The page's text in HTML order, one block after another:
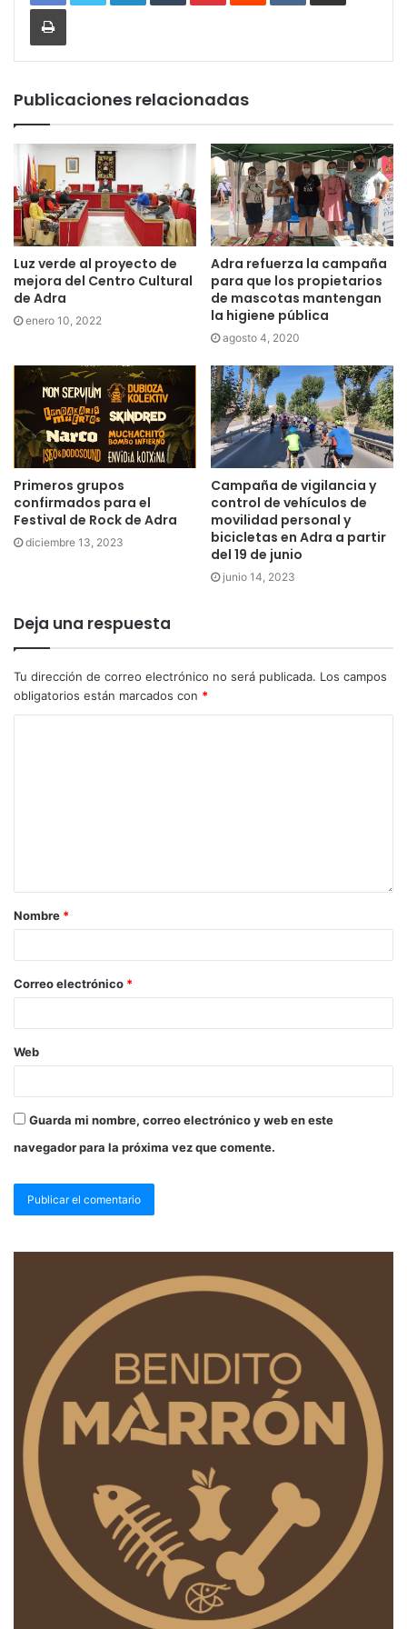
Imprimir
Publicaciones relacionadas
Luz verde al proyecto de
mejora del Centro Cultural
de Adra
enero 10, 2022
Adra refuerza la campaña
para que los propietarios
de mascotas mantengan
la higiene pública
agosto 4, 2020
Primeros grupos
confirmados para el
Festival de Rock de Adra
diciembre 13, 2023
Campaña de vigilancia y
control de vehículos de
movilidad personal y
bicicletas en Adra a partir
del 19 de junio
junio 14, 2023
Deja una respuesta
Tu dirección de correo electrónico no será publicada. Los campos
obligatorios están marcados con *
Nombre *
Correo electrónico *
Web
Guarda mi nombre, correo electrónico y web en este
navegador para la próxima vez que comente.